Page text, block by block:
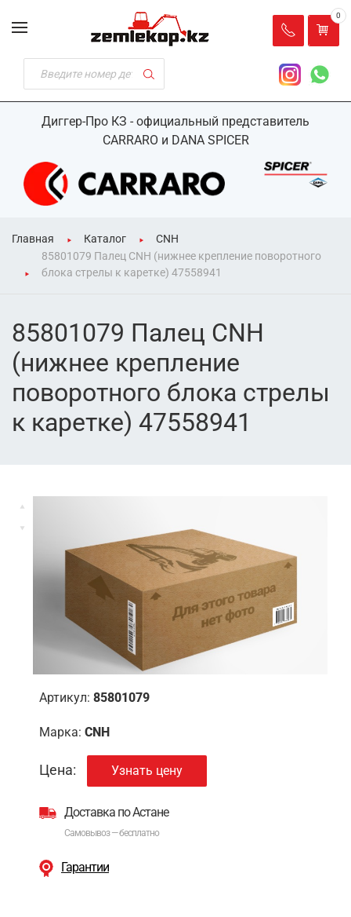
Диггер-Про КЗ - официальный представитель
CARRARO и DANA SPICER
0
Главная Каталог
CNH
85801079 Палец CNH (нижнее крепление поворотного
блока стрелы к каретке) 47558941
85801079 Палец CNH
(нижнее крепление
поворотного блока стрелы
к каретке) 47558941
Артикул: 85801079
Марка: CNH
Цена: Узнать цену
Доставка по Астане
Самовывоз — бесплатно
Гарантии